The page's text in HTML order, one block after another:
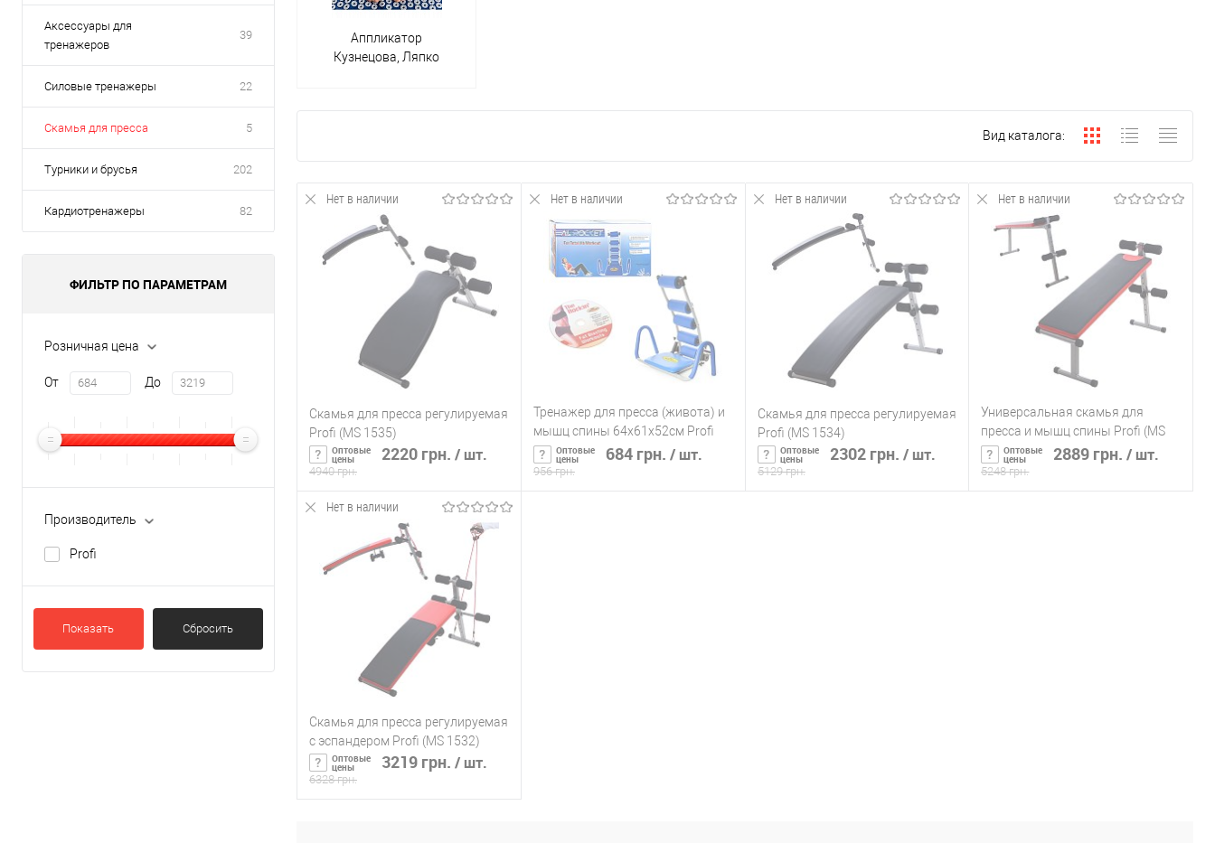
Аксессуары для
тренажеров
39
Силовые тренажеры 22
Скамья для пресса 5
Турники и брусья 202
Кардиотренажеры 82
ФИЛЬТР ПО ПАРАМЕТРАМ
Розничная цена
От До
Производитель
Profi
Показать Сбросить
Аппликатор
Кузнецова, Ляпко
Вид каталога:
Нет в наличии
Скамья для пресса регулируемая
Profi (MS 1535)
Оптовые
цены 2220 грн. / шт.
4940 грн.
Сообщить о наличии
Купить в 1 клик
К сравнению
Нет в
наличии
Нет в наличии
Тренажер для пресса (живота) и
мышц спины 64х61х52см Profi
(MS 0087)
Оптовые
цены 684 грн. / шт.
956 грн.
Нет в наличии
Скамья для пресса регулируемая
Profi (MS 1534)
Оптовые
цены 2302 грн. / шт.
5129 грн.
Нет в наличии
Универсальная скамья для
пресса и мышц спины Profi (MS
1533)Оптовые
цены 2889 грн./ шт.
5248 грн.
Нет в наличии
Скамья для пресса регулируемая
с эспандером Profi (MS 1532)
Оптовые
цены 3219 грн. / шт.
6328 грн.